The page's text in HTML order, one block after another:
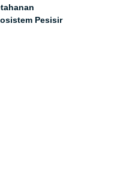
Pesisir